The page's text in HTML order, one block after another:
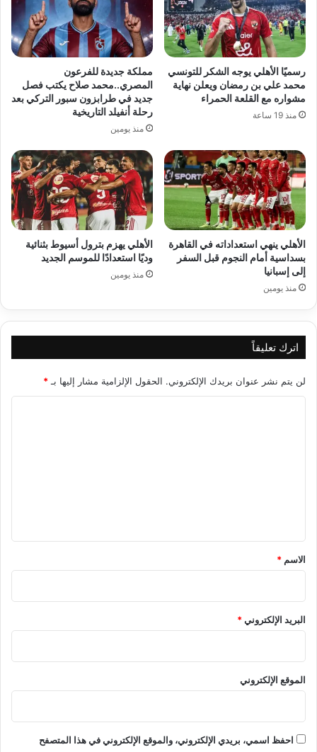
رسميًا الأهلي يوجه الشكر للتونسي
محمد علي بن رمضان ويعلن نهاية
مشواره مع القلعة الحمراء
منذ 19 ساعة
مملكة جديدة للفرعون
المصري..محمد صلاح يكتب فصل
جديد في طرابزون سبور التركي بعد
رحلة أنفيلد التاريخية
منذ يومين
الأهلي ينهي استعداداته في القاهرة
بسداسية أمام النجوم قبل السفر
إلى إسبانيا
منذ يومين
الأهلي يهزم بترول أسيوط بثنائية
وديًا استعدادًا للموسم الجديد
منذ يومين
اترك تعليقاً
لن يتم نشر عنوان بريدك الإلكتروني. الحقول الإلزامية مشار إليها بـ *
*
الاسم *
البريد الإلكتروني*
الموقع الإلكتروني
احفظ اسمي، بريدي الإلكتروني، والموقع الإلكتروني في هذا المتصفح